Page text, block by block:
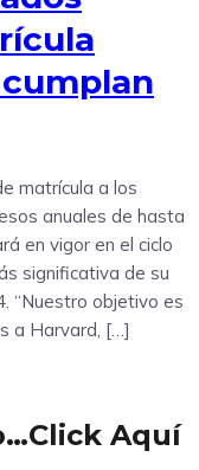
matrícula a los
anuales de hasta
en vigor en el ciclo
significativa de su
“Nuestro objetivo es
a Harvard, […]
Aquí